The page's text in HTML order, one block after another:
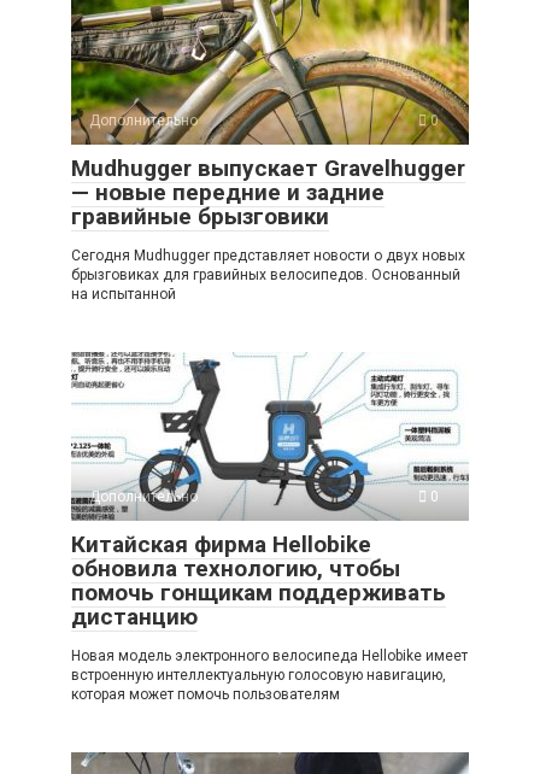
Дополнительно 0
Mudhugger выпускает Gravelhugger
— новые передние и задние
гравийные брызговики
Сегодня Mudhugger представляет новости о двух новых
брызговиках для гравийных велосипедов. Основанный
на испытанной
Дополнительно 0
Китайская фирма Hellobike
обновила технологию, чтобы
помочь гонщикам поддерживать
дистанцию
Новая модель электронного велосипеда Hellobike имеет
встроенную интеллектуальную голосовую навигацию,
которая может помочь пользователям